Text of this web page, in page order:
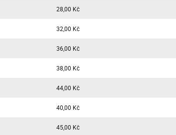
28,00 Kč
32,00 Kč
36,00 Kč
38,00 Kč
44,00 Kč
40,00 Kč
45,00 Kč